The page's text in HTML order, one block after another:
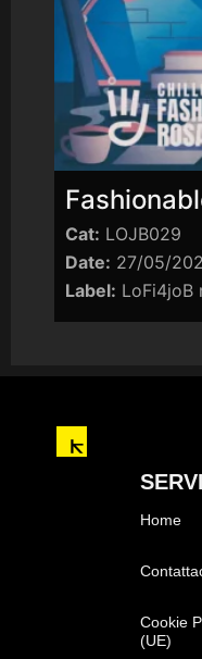
Cat: LOJB029
Date: 27/05/
Label: LoFi4joB
Home
Cookie
(UE)